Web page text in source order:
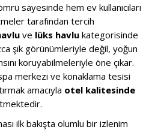
sayesinde hem ev kullanıcıları
tarafından tercih
ve lüks havlu kategorisinde
şık görünümleriyle değil, yoğun
koruyabilmeleriyle öne çıkar.
merkezi ve konaklama tesisi
amacıyla otel kalitesinde
ilk bakışta olumlu bir izlenim